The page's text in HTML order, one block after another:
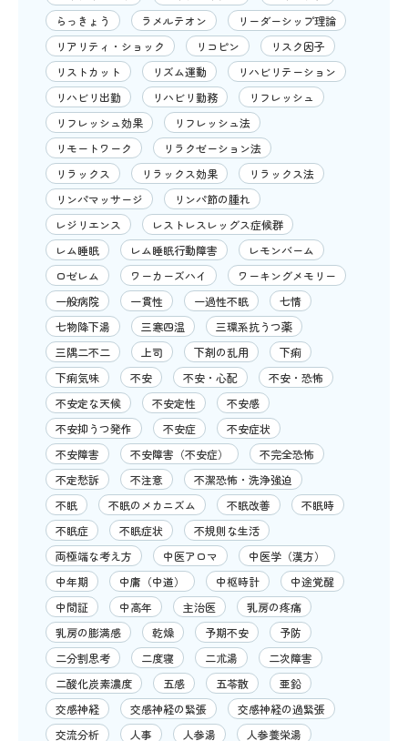
らっきょう
ラメルテオン
リーダーシップ理論
リアリティ・ショック
リコピン
リスク因子
リストカット
リズム運動
リハビリテーション
リハビリ出勤
リハビリ勤務
リフレッシュ
リフレッシュ効果
リフレッシュ法
リモートワーク
リラクゼーション法
リラックス
リラックス効果
リラックス法
リンパマッサージ
リンパ節の腫れ
レジリエンス
レストレスレッグス症候群
レム睡眠
レム睡眠行動障害
レモンバーム
ロゼレム
ワーカーズハイ
ワーキングメモリー
一般病院
一貫性 一過性不眠
七情
七物降下湯
三寒四温
三環系抗うつ薬
三隅二不二
上司 下剤の乱用
下痢
下痢気味
不安 不安・心配
不安・恐怖
不安定な天候
不安定性
不安感
不安抑うつ発作
不安症
不安症状
不安障害
不安障害（不安症）
不完全恐怖
不定愁訴
不注意
不潔恐怖・洗浄強迫
不眠
不眠のメカニズム 不眠改善
不眠時
不眠症
不眠症状
不規則な生活
両極端な考え方
中医アロマ
中医学（漢方）
中年期
中庸（中道） 中枢時計
中途覚醒
中間証
中高年 主治医
乳房の疼痛
乳房の膨満感
乾燥 予期不安
予防
二分割思考
二度寝 二朮湯
二次障害
二酸化炭素濃度
五感 五苓散
亜鉛
交感神経
交感神経の緊張
交感神経の過緊張
交流分析
人事 人参湯
人参養栄湯